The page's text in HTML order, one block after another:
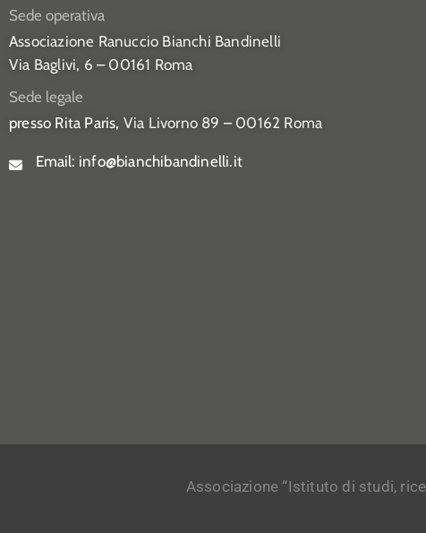
Sede operativa
Associazione Ranuccio Bianchi Bandinelli
Via Baglivi, 6 – 00161 Roma
Sede legale
presso Rita Paris, Via Livorno 89 – 00162 Roma
Email: info@bianchibandinelli.it
Associazione “Istituto di studi,